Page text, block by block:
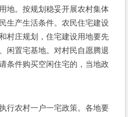
地。按规划稳妥开展农村集体
生产生活条件。农民住宅建设
村庄规划，住宅建设用地要先
闲置宅基地。对村民自愿腾退
条件购买空闲住宅的，当地政
农村一户一宅政策。各地要